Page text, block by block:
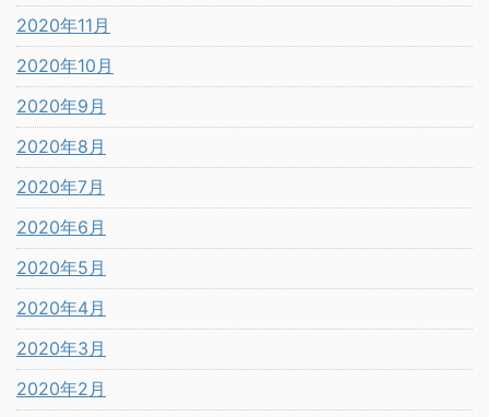
2020年11月
2020年10月
2020年9月
2020年8月
2020年7月
2020年6月
2020年5月
2020年4月
2020年3月
2020年2月